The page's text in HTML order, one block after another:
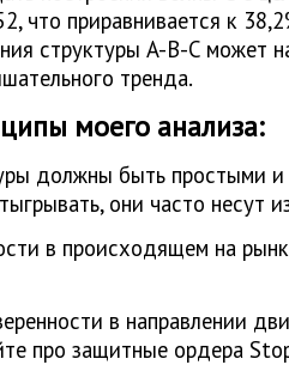
что приравнивается к
структуры A-B-C может
тренда.
моего анализа:
должны быть простыми
они часто несут
в происходящем на
в направлении
про защитные ордера